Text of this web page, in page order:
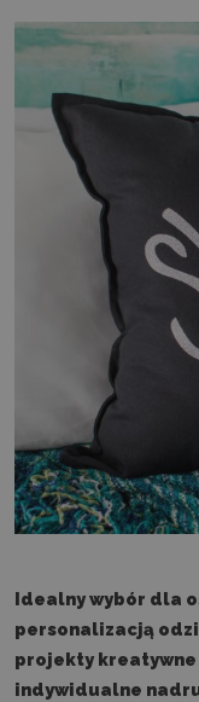
Idealny wybór dla
personalizacją
projekty kreatywne
indywidualne